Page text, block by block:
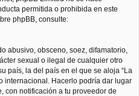
permitida o prohibida en este
phpBB, consulte:
abusivo, obsceno, soez, difamatorio,
sexual o ilegal de cualquier otro
país, la del país en el que se aloja “La
internacional. Hacerlo podría dar lugar
con notificación a tu proveedor de